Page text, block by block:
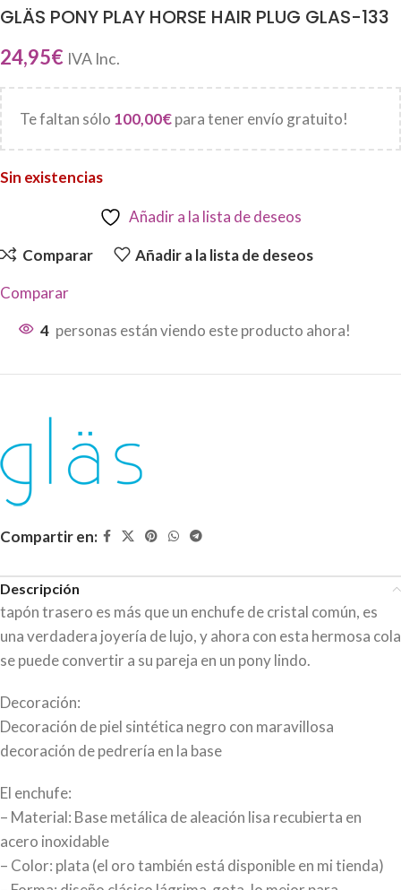
GLÄS PONY PLAY HORSE HAIR PLUG GLAS-133
24,95€ IVA Inc.
Te faltan sólo 100,00€para tener envío gratuito!
Sin existencias
Añadir a la lista de deseos
Comparar Añadir a la lista de deseos
Comparar
4 personas están viendo este producto ahora!
Compartir en:
Descripción
tapón trasero es más que un enchufe de cristal común, es
una verdadera joyería de lujo, y ahora con esta hermosa cola
se puede convertir a su pareja en un pony lindo.
Decoración:
Decoración de piel sintética negro con maravillosa
decoración de pedrería en la base
El enchufe:
– Material: Base metálica de aleación lisa recubierta en
acero inoxidable
– Color: plata (el oro también está disponible en mi tienda)